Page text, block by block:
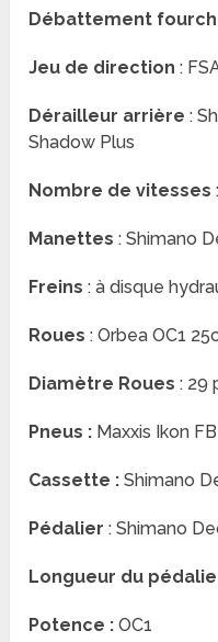
Débattement
Jeu de direction :
Dérailleur arrière :
Shadow Plus
Nombre de vitesses
Manettes : Shimano
Freins : à disque
Roues : Orbea OC1
Diamètre Roues : 29
Pneus : Maxxis Ikon
Cassette : Shimano
Pédalier : Shimano
Longueur du
Potence : OC1